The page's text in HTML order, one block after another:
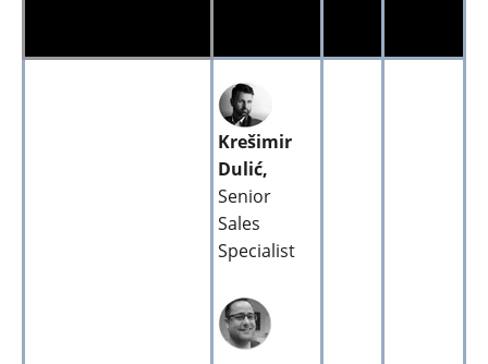
Krešimir
Dulić,
Senior
Sales
Specialist